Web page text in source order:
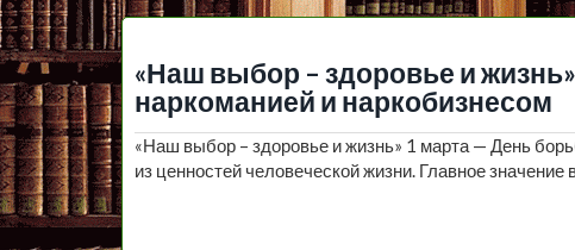
«Наш выбор – здоровье и
наркоманией и наркобизнесом
«Наш выбор – здоровье и жизнь» 1 марта — День
из ценностей человеческой жизни. Главное